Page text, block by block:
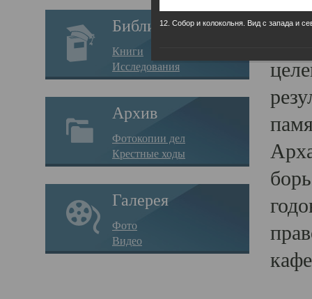
Библиотека
Книги
Исследования
Архив
Фотокопии дел
Крестные ходы
Галерея
Фото
Видео
12. Собор и колокольня. Вид с запада и